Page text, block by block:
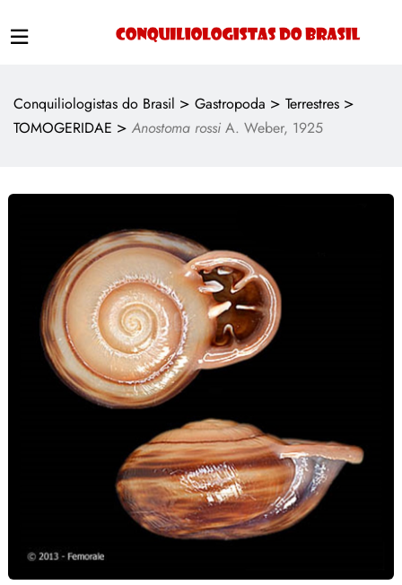
Conquiliologistas do Brasil > Gastropoda > Terrestres >
TOMOGERIDAE > Anostoma rossi A. Weber, 1925